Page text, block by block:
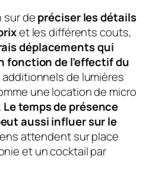
sur depréciser les détails
et les différents couts,
déplacements qui
fonction de l’effectif du
additionnels de lumières
une location de micro
Le temps de présence
aussi influer sur le
attendent sur place
et un cocktail par